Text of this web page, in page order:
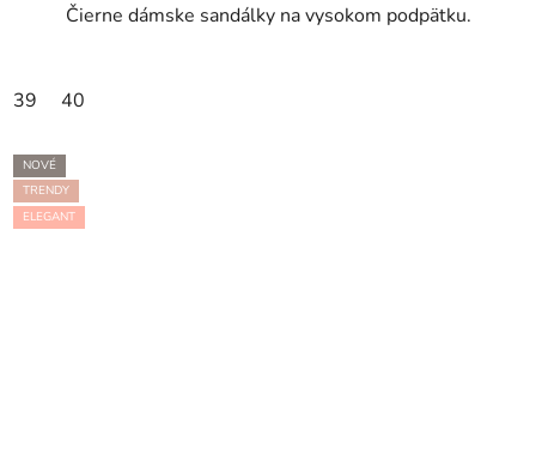
Čierne dámske sandálky na vysokom podpätku.
39 40
NOVÉ
TRENDY
ELEGANT